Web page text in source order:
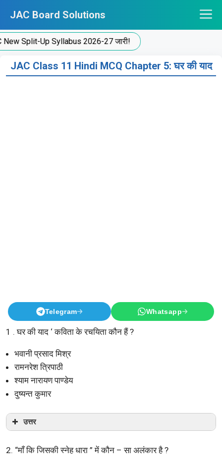
content
JAC Board Solutions
Split-Up Syllabus 2026-27 जारी!
JAC Class 11 Hindi MCQ Chapter 5: घर की याद
Telegram Whatsapp
1 . घर की याद ‘ कविता के रचयिता कौन हैं ?
भवानी प्रसाद मिश्र
रामनरेश त्रिपाठी
श्याम नारायण पाण्डेय
दुष्यन्त कुमार
उत्तर
2. “माँ कि जिसकी स्नेह धारा ” में कौन – सा अलंकार है ?